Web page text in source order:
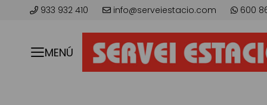
933 932 410 info@serveiestacio.com 600
MENÚ